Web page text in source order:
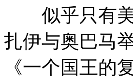
似乎只有美
扎伊与奥巴马
《一个国王的